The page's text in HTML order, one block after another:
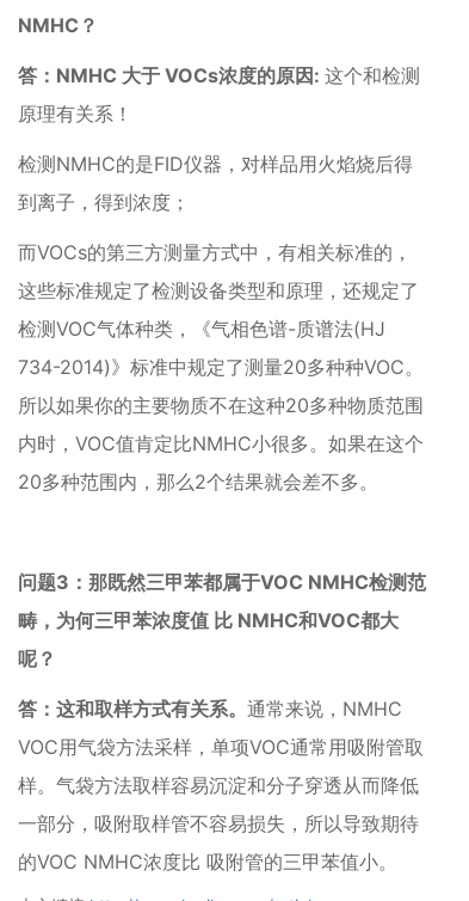
NMHC？
答：NMHC 大于 VOCs浓度的原因: 这个和检测
原理有关系！
检测NMHC的是FID仪器，对样品用火焰烧后得
到离子，得到浓度；
而VOCs的第三方测量方式中，有相关标准的，
这些标准规定了检测设备类型和原理，还规定了
检测VOC气体种类，《气相色谱-质谱法(HJ
734-2014)》标准中规定了测量20多种种VOC。
所以如果你的主要物质不在这种20多种物质范围
内时，VOC值肯定比NMHC小很多。如果在这个
20多种范围内，那么2个结果就会差不多。
问题3：那既然三甲苯都属于VOC NMHC检测范
畴，为何三甲苯浓度值 比 NMHC和VOC都大
呢？
答：这和取样方式有关系。 通常来说，NMHC
VOC用气袋方法采样，单项VOC通常用吸附管取
样。气袋方法取样容易沉淀和分子穿透从而降低
一部分，吸附取样管不容易损失，所以导致期待
的VOC NMHC浓度比 吸附管的三甲苯值小。